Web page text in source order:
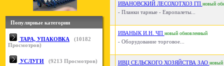
Популярные категории
ТАРА, УПАКОВКА (10182
Просмотров)
УСЛУГИ (9213 Просмотров)
ИВАНОВСКИЙ ЛЕСОХОТХОЗ ГП новый
- Планки тарные - Европалеты...
ИВАНЫК И.Н. ЧП новый обновленный
- Оборудование торговое...
ИВЦ СЕЛЬСКОГО ХОЗЯЙСТВА ЗАО новый